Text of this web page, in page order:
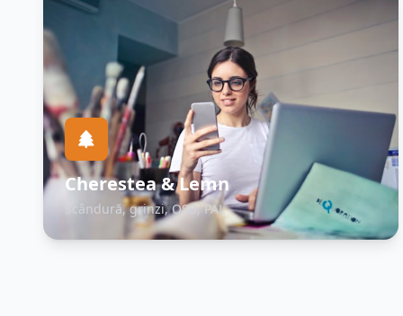
Cherestea & Lemn
Scândură, grinzi, OSB, PAL